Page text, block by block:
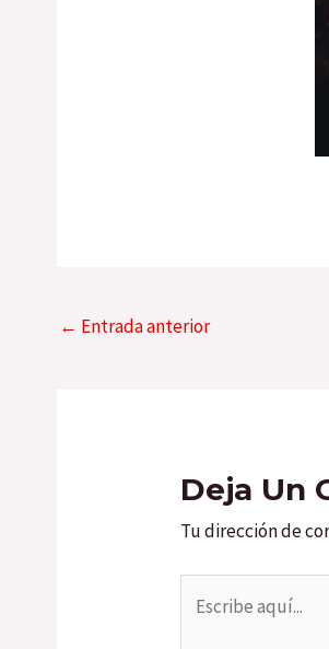
← Entrada anterior
Deja Un
Tu dirección de